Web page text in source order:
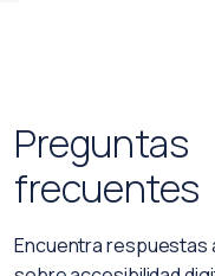
Preguntas
frecuentes
Encuentra respuestas